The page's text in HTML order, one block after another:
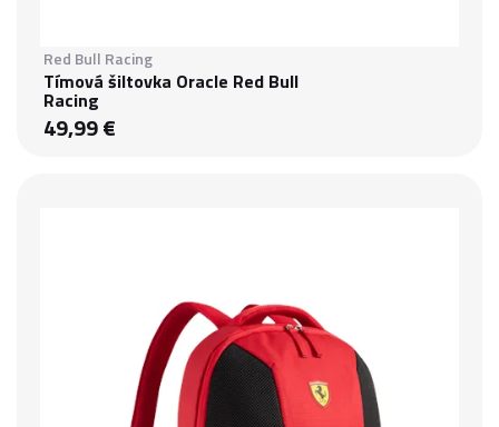
Red Bull Racing
Tímová šiltovka Oracle Red Bull
Racing
49,99 €